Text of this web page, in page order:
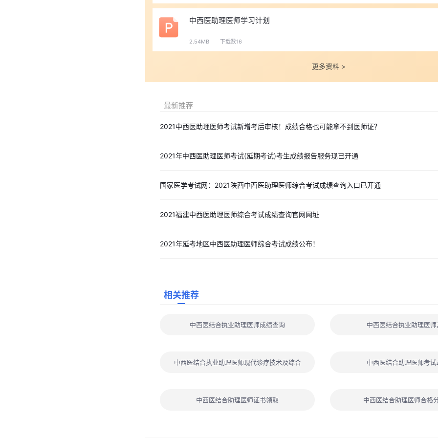
中西医助理医师学习计划
2.54MB 下载数16
更多资料 >
最新推荐
2021中西医助理医师考试新增考后审核！成绩合格也可能拿不到医师证？
2021年中西医助理医师考试(延期考试)考生成绩报告服务现已开通
国家医学考试网：2021陕西中西医助理医师综合考试成绩查询入口已开通
2021福建中西医助理医师综合考试成绩查询官网网址
2021年延考地区中西医助理医师综合考试成绩公布！
相关推荐
中西医结合执业助理医师成绩查询 中西医结合执业助理医师
中西医结合执业助理医师现代诊疗技术及综合 中西医结合助理医师考试
中西医结合助理医师证书领取 中西医结合助理医师合格